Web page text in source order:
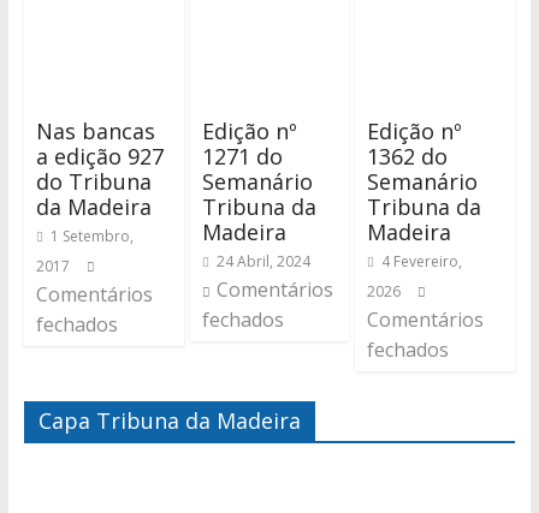
Nas bancas
a edição 927
do Tribuna
da Madeira
1 Setembro,
2017
Comentários
fechados
Edição nº
1271 do
Semanário
Tribuna da
Madeira
24 Abril, 2024
Comentários
fechados
Edição nº
1362 do
Semanário
Tribuna da
Madeira
4 Fevereiro,
2026
Comentários
fechados
Capa Tribuna da Madeira